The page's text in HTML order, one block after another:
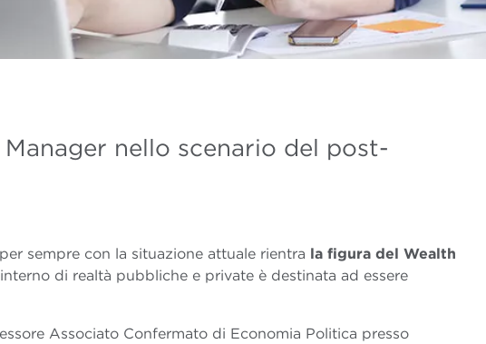
nello scenario del post-
sempre con la situazione attuale rientra la figura del Wealth
di realtà pubbliche e private è destinata ad essere
Associato Confermato di Economia Politica presso